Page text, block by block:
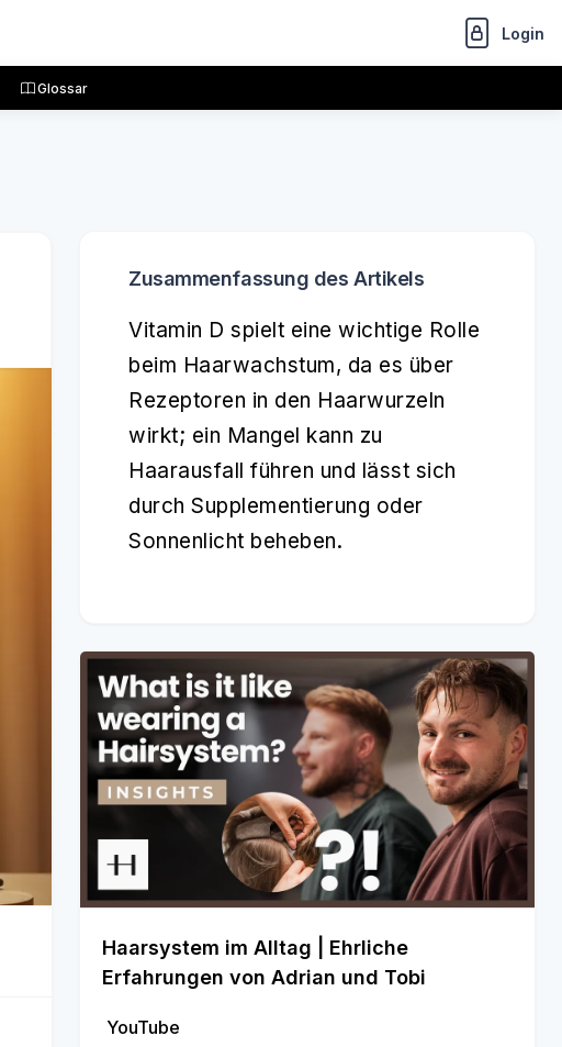
Login
Glossar
Zusammenfassung des Artikels
Vitamin D spielt eine wichtige Rolle
beim Haarwachstum, da es über
Rezeptoren in den Haarwurzeln
wirkt; ein Mangel kann zu
Haarausfall führen und lässt sich
durch Supplementierung oder
Sonnenlicht beheben.
Haarsystem im Alltag | Ehrliche
Erfahrungen von Adrian und Tobi
YouTube